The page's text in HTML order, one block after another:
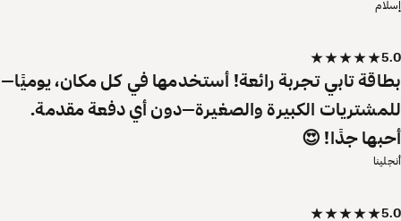
إسلام
5.0
بطاقة تابي تجربة رائعة! أستخدمها في كل مكان، يوميًا—
للمشتريات الكبيرة والصغيرة—دون أي دفعة مقدمة.
أحبها جدًا! 😍
أنجلينا
5.0